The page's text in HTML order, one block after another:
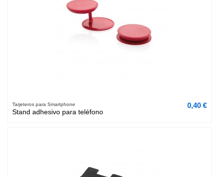
Tarjeteros para Smartphone
Stand adhesivo para teléfono
0,40 €